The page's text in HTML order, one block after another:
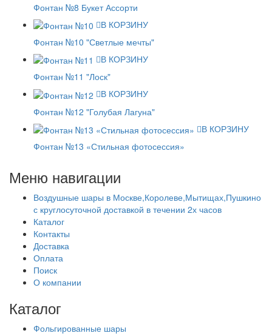
Фонтан №8 Букет Ассорти
В КОРЗИНУ
Фонтан №10 "Светлые мечты"
В КОРЗИНУ
Фонтан №11 "Лоск"
В КОРЗИНУ
Фонтан №12 "Голубая Лагуна"
В КОРЗИНУ
Фонтан №13 «Стильная фотосессия»
Меню навигации
Воздушные шары в Москве,Королеве,Мытищах,Пушкино
с круглосуточной доставкой в течении 2х часов
Каталог
Контакты
Доставка
Оплата
Поиск
О компании
Каталог
Фольгированные шары